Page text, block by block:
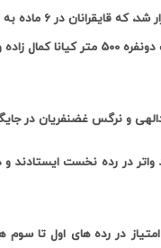
فاطمه کرمجانی و آتنا رئوفی از تایدواتر در کانوی دونفره 500
بر این اساس تیم های تاید واتر با 26 امتیاز، مقاومت با 20 امتیاز و هیات